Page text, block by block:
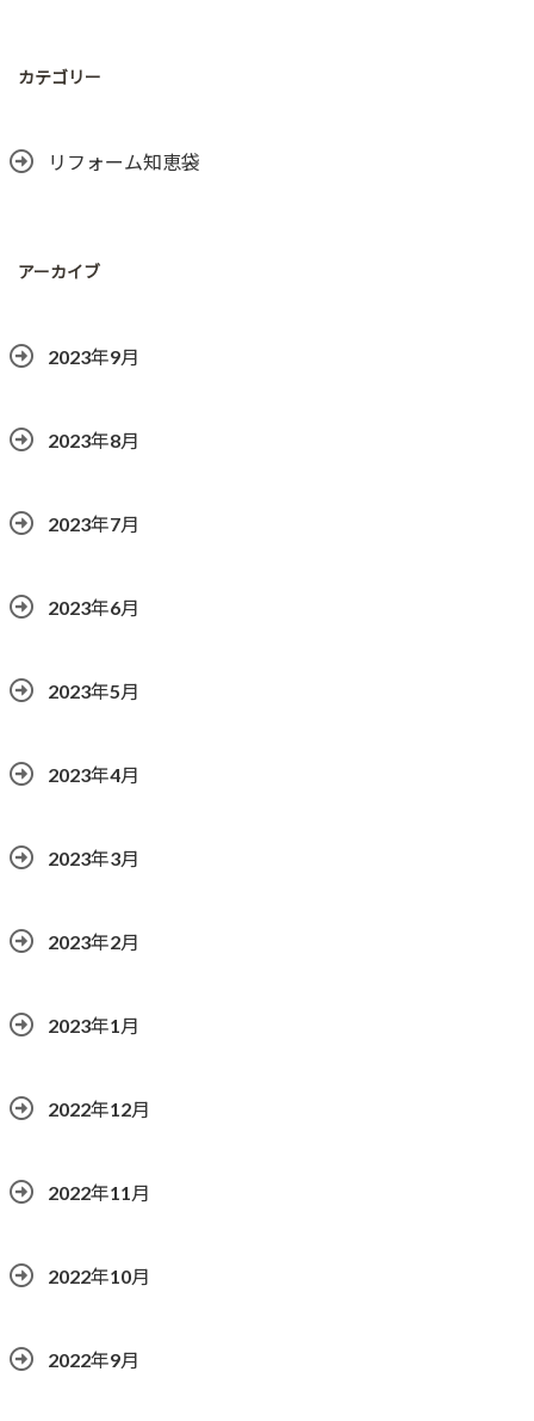
カテゴリー
リフォーム知恵袋
アーカイブ
2023年9月
2023年8月
2023年7月
2023年6月
2023年5月
2023年4月
2023年3月
2023年2月
2023年1月
2022年12月
2022年11月
2022年10月
2022年9月